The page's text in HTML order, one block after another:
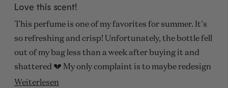
5
von
5
Sternen
bewertet
Love this scent!
This perfume is one of my favorites for summer. It's
so refreshing and crisp! Unfortunately, the bottle fell
out of my bag less than a week after buying it and
shattered 💔 My only complaint is to maybe redesign
the bottle so it doesn't break so easily!
Weiterlesen